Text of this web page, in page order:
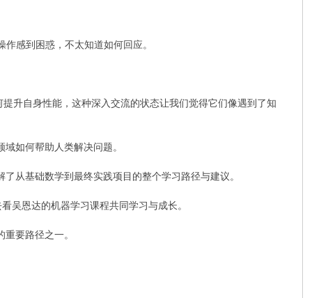
感到困惑，不太知道如何回应。
升自身性能，这种深入交流的状态让我们觉得它们像遇到了知
如何帮助人类解决问题。
从基础数学到最终实践项目的整个学习路径与建议。
吴恩达的机器学习课程共同学习与成长。
要路径之一。